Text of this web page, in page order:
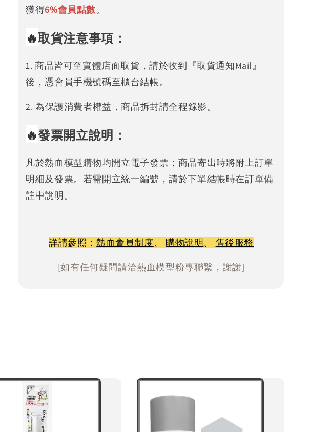
獲得6%會員點數。
🔥取貨注意事項：
1. 商品皆可至實體店面取貨，請於收到『取貨通知Mail』
後，憑會員手機號碼至櫃台結帳。
2. 為保護消費者權益，商品拆封請全程錄影。
🔥發票開立說明：
凡於熱血模型購物均開立電子發票；商品寄出時將附上訂單
明細及發票。若需開立統一編號，請於下單結帳時在訂單備
註中說明。
詳請參照：熱血會員制度、 購物說明、 售後服務
[如有任何疑問請洽熱血模型粉專聯繫，謝謝]